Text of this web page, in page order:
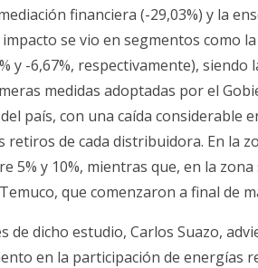
financiera (-29,03%) y la
se vio en segmentos como
y -6,67%, respectivamente),
medidas adoptadas por el
país, con una caída considerable
retiros de cada distribuidora. En la
5% y 10%, mientras que, en la
que comenzaron a final de
de dicho estudio, Carlos Suazo,
en la participación de energías